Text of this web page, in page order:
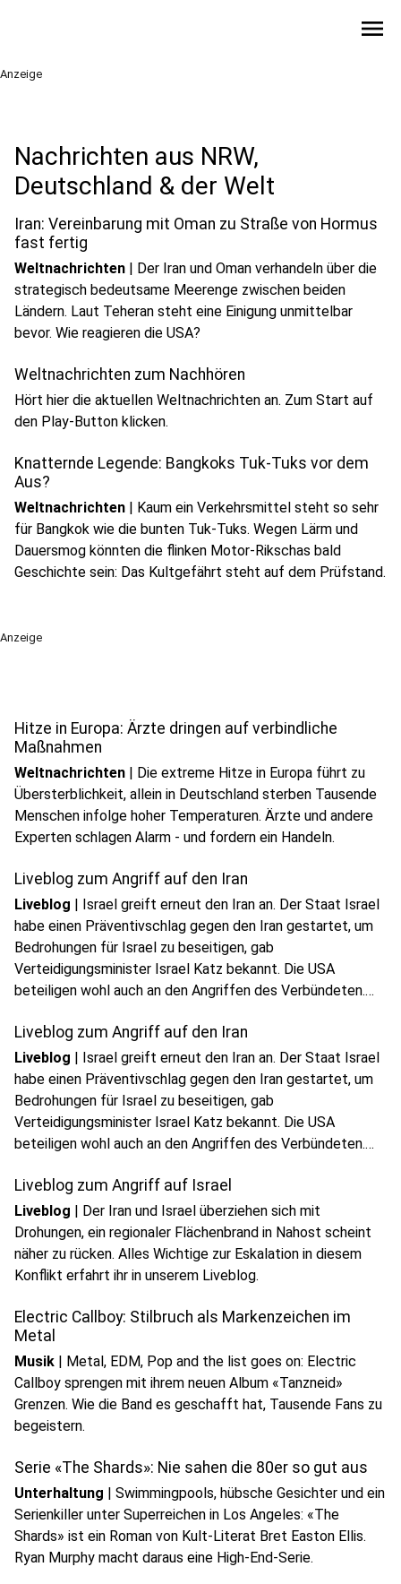
menu
Anzeige
Nachrichten aus NRW,
Deutschland & der Welt
Iran: Vereinbarung mit Oman zu Straße von Hormus
fast fertig
Weltnachrichten | Der Iran und Oman verhandeln über die
strategisch bedeutsame Meerenge zwischen beiden
Ländern. Laut Teheran steht eine Einigung unmittelbar
bevor. Wie reagieren die USA?
Weltnachrichten zum Nachhören
Hört hier die aktuellen Weltnachrichten an. Zum Start auf
den Play-Button klicken.
Knatternde Legende: Bangkoks Tuk-Tuks vor dem
Aus?
Weltnachrichten | Kaum ein Verkehrsmittel steht so sehr
für Bangkok wie die bunten Tuk-Tuks. Wegen Lärm und
Dauersmog könnten die flinken Motor-Rikschas bald
Geschichte sein: Das Kultgefährt steht auf dem Prüfstand.
Anzeige
Hitze in Europa: Ärzte dringen auf verbindliche
Maßnahmen
Weltnachrichten | Die extreme Hitze in Europa führt zu
Übersterblichkeit, allein in Deutschland sterben Tausende
Menschen infolge hoher Temperaturen. Ärzte und andere
Experten schlagen Alarm - und fordern ein Handeln.
Liveblog zum Angriff auf den Iran
Liveblog | Israel greift erneut den Iran an. Der Staat Israel
habe einen Präventivschlag gegen den Iran gestartet, um
Bedrohungen für Israel zu beseitigen, gab
Verteidigungsminister Israel Katz bekannt. Die USA
beteiligen wohl auch an den Angriffen des Verbündeten.
Liveblog zum Angriff auf den Iran
Liveblog | Israel greift erneut den Iran an. Der Staat Israel
habe einen Präventivschlag gegen den Iran gestartet, um
Bedrohungen für Israel zu beseitigen, gab
Verteidigungsminister Israel Katz bekannt. Die USA
beteiligen wohl auch an den Angriffen des Verbündeten.
Liveblog zum Angriff auf Israel
Liveblog | Der Iran und Israel überziehen sich mit
Drohungen, ein regionaler Flächenbrand in Nahost scheint
näher zu rücken. Alles Wichtige zur Eskalation in diesem
Konflikt erfahrt ihr in unserem Liveblog.
Electric Callboy: Stilbruch als Markenzeichen im
Metal
Musik | Metal, EDM, Pop and the list goes on: Electric
Callboy sprengen mit ihrem neuen Album «Tanzneid»
Grenzen. Wie die Band es geschafft hat, Tausende Fans zu
begeistern.
Serie «The Shards»: Nie sahen die 80er so gut aus
Unterhaltung | Swimmingpools, hübsche Gesichter und ein
Serienkiller unter Superreichen in Los Angeles: «The
Shards» ist ein Roman von Kult-Literat Bret Easton Ellis.
Ryan Murphy macht daraus eine High-End-Serie.